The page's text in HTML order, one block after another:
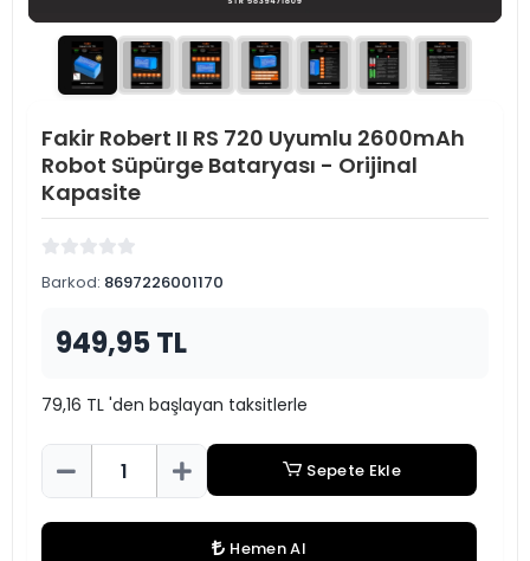
Fakir Robert II RS 720 Uyumlu 2600mAh
Robot Süpürge Bataryası - Orijinal
Kapasite
Barkod: 8697226001170
949,95 TL
79,16 TL 'den başlayan taksitlerle
Sepete Ekle
Hemen Al